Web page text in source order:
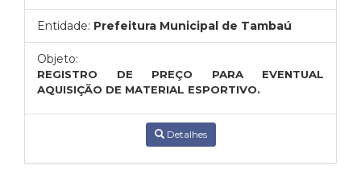
Entidade: Prefeitura Municipal de Tambaú
Objeto:
REGISTRO DE PREÇO PARA EVENTUAL
AQUISIÇÃO DE MATERIAL ESPORTIVO.
Detalhes